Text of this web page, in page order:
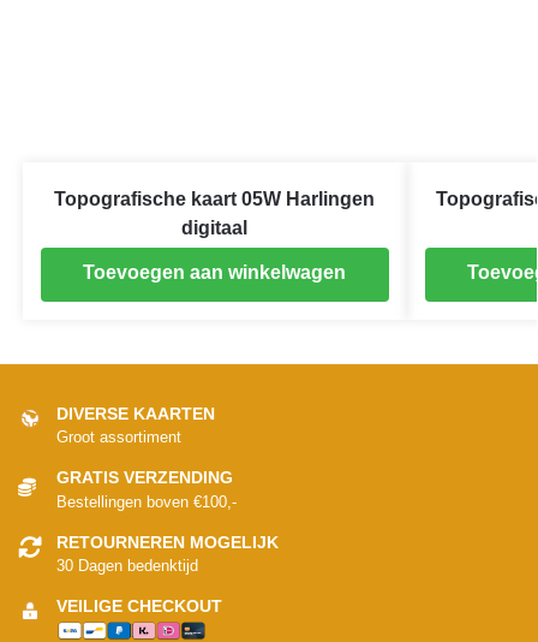
Topografische kaart 05W Harlingen
digitaal
Toevoegen aan winkelwagen
DIVERSE KAARTEN
Groot assortiment
GRATIS VERZENDING
Bestellingen boven €100,-
RETOURNEREN MOGELIJK
30 Dagen bedenktijd
VEILIGE CHECKOUT